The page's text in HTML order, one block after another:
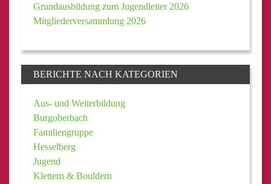
Grundausbildung zum Jugendleiter 2026
Mitgliederversammlung 2026
BERICHTE NACH KATEGORIEN
Aus- und Weiterbildung
Burgoberbach
Familiengruppe
Hesselberg
Jugend
Klettern & Bouldern